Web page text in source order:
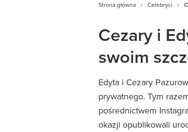
Strona główna Celebryci
Cezary i
swoim
Edyta i Cezary
prywatnego. Tym
pośrednictwem
okazji opublikowali